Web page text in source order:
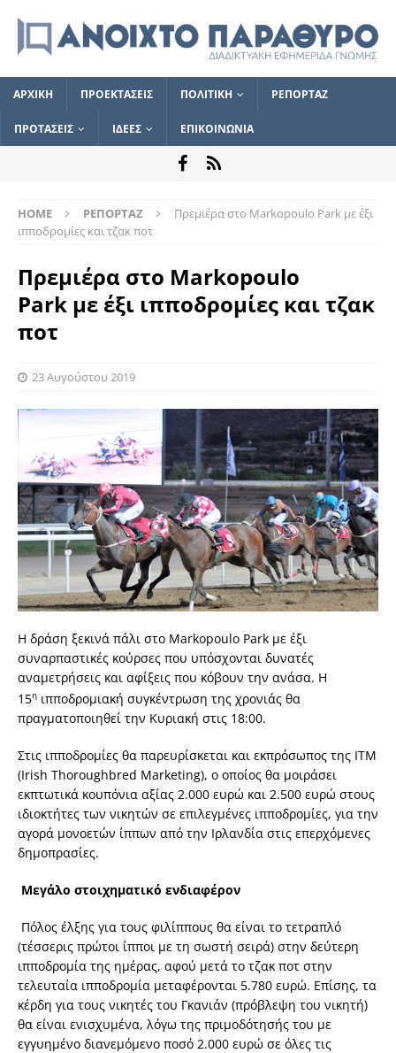
ΑΡΧΙΚΗ ΠΡΟΕΚΤΑΣΕΙΣ ΠΟΛΙΤΙΚΗ ΡΕΠΟΡΤΑΖ
ΠΡΟΤΑΣΕΙΣ ΙΔΕΕΣ ΕΠΙΚΟΙΝΩΝΙΑ
HOME ΡΕΠΟΡΤΑΖ
Πρεμιέρα στο Markopoulo Park με έξι
ιπποδρομίες και τζακ ποτ
Πρεμιέρα στο Markopoulo
Park με έξι ιπποδρομίες και τζακ
ποτ
23 Αυγούστου 2019
Η δράση ξεκινά πάλι στο Μarkopoulo Park με έξι
συναρπαστικές κούρσες που υπόσχονται δυνατές
αναμετρήσεις και αφίξεις που κόβουν την ανάσα. Η
15η ιπποδρομιακή συγκέντρωση της χρονιάς θα
πραγματοποιηθεί την Κυριακή στις 18:00.
Στις ιπποδρομίες θα παρευρίσκεται και εκπρόσωπος της ΙΤΜ
(Irish Thoroughbred Marketing), ο οποίος θα μοιράσει
εκπτωτικά κουπόνια αξίας 2.000 ευρώ και 2.500 ευρώ στους
ιδιοκτήτες των νικητών σε επιλεγμένες ιπποδρομίες, για την
αγορά μονοετών ίππων από την Ιρλανδία στις επερχόμενες
δημοπρασίες.
Μεγάλο στοιχηματικό ενδιαφέρον
Πόλος έλξης για τους φιλίππους θα είναι το τετραπλό
(τέσσερις πρώτοι ίπποι με τη σωστή σειρά) στην δεύτερη
ιπποδρομία της ημέρας, αφού μετά το τζακ ποτ στην
τελευταία ιπποδρομία μεταφέρονται 5.780 ευρώ. Επίσης, τα
κέρδη για τους νικητές του Γκανιάν (πρόβλεψη του νικητή)
θα είναι ενισχυμένα, λόγω της πριμοδότησής του με
εγγυημένο διανεμόμενο ποσό 2.000 ευρώ σε όλες τις